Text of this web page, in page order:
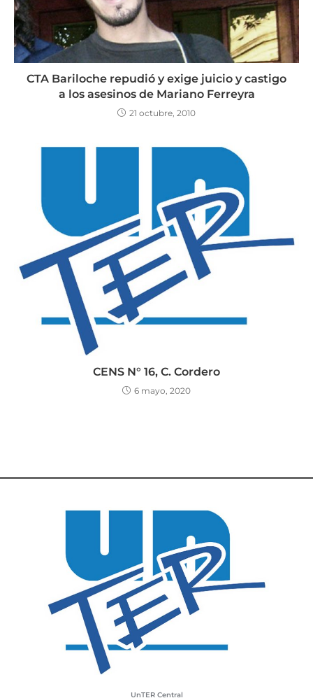
CTA Bariloche repudió y exige juicio y castigo
a los asesinos de Mariano Ferreyra
21 octubre, 2010
CENS N° 16, C. Cordero
6 mayo, 2020
UnTER Central